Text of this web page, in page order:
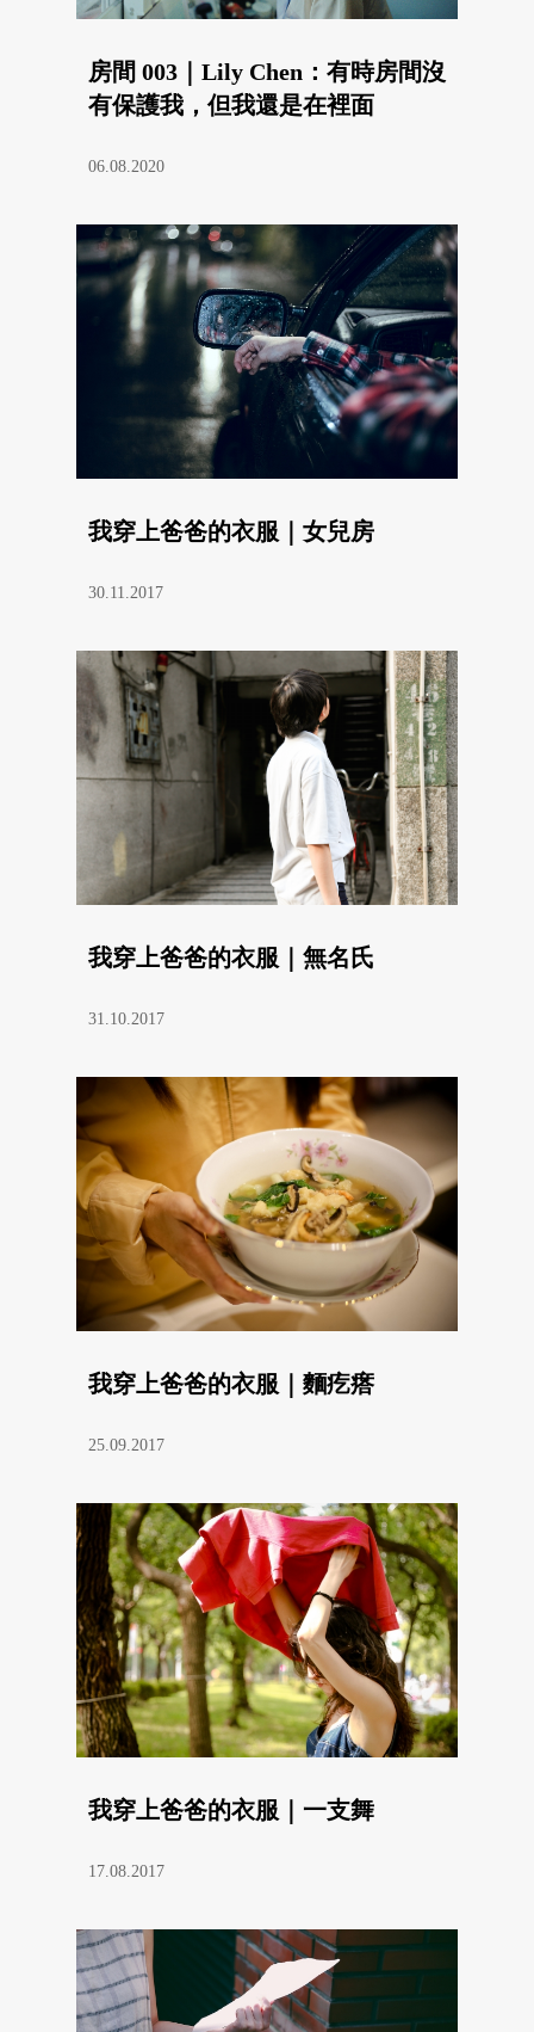
房間 003｜Lily Chen：有時房間沒
有保護我，但我還是在裡面
06.08.2020
我穿上爸爸的衣服｜女兒房
30.11.2017
我穿上爸爸的衣服｜無名氏
31.10.2017
我穿上爸爸的衣服｜麵疙瘩
25.09.2017
我穿上爸爸的衣服｜一支舞
17.08.2017